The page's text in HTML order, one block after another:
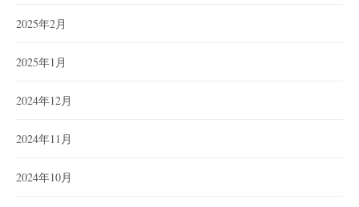
2025年2月
2025年1月
2024年12月
2024年11月
2024年10月